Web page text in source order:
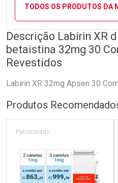
TODOS OS PRODUTOS DA
Descrição Labirin XR
betaistina 32mg 30
Revestidos
Labirin XR 32mg Apsen 30
Produtos
Patrocinado